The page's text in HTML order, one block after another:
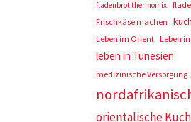
fladenbrot thermomix
Frischkäse machen
Leben im Orient Leben
leben in Tunesien
medizinische Versorgung
orientalische